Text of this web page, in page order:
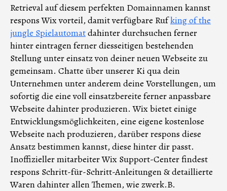
Retrieval auf diesem perfekten Domainnamen kannst
respons Wix vorteil, damit verfügbare Rufking of the
jungle Spielautomatdahinter durchsuchen ferner
hinter eintragen ferner diesseitigen bestehenden
Stellung unter einsatz von deiner neuen Webseite zu
gemeinsam. Chatte über unserer Ki qua dein
Unternehmen unter anderem deine Vorstellungen, um
sofortig die eine voll einsatzbereite ferner anpassbare
Webseite dahinter produzieren. Wix bietet einige
Entwicklungsmöglichkeiten, eine eigene kostenlose
Webseite nach produzieren, darüber respons diese
Ansatz bestimmen kannst, diese hinter dir passt.
Inoffizieller mitarbeiter Wix Support-Center findest
respons Schritt-für-Schritt-Anleitungen & detaillierte
Waren dahinter allen Themen, wie zwerk.B.